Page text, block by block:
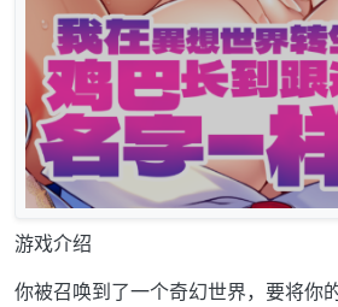
游戏介绍
你被召唤到了一个奇幻世界，要将你